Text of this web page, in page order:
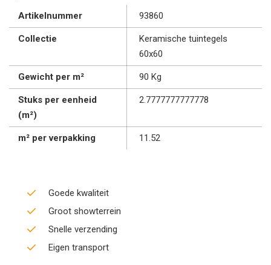
Artikelnummer 93860
Collectie
Keramische tuintegels
60x60
Gewicht per m² 90 Kg
Stuks per eenheid
(m²)
2.7777777777778
m² per verpakking 11.52
Goede kwaliteit
Groot showterrein
Snelle verzending
Eigen transport